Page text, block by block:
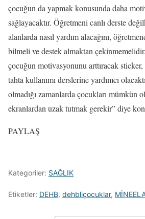
çocuğun da yapmak konusunda daha
sağlayacaktır. Öğretmeni canlı derste
alanlarda nasıl yardım alacağını,
bilmeli ve destek almaktan
çocuğun motivasyonunu arttıracak
tahta kullanımı derslerine yardımcı
olmadığı zamanlarda çocukları mümkün
ekranlardan uzak tutmak gerekir” diye
PAYLAŞ
Kategoriler: SAĞLIK
Etiketler: DEHB, dehbliçocuklar,